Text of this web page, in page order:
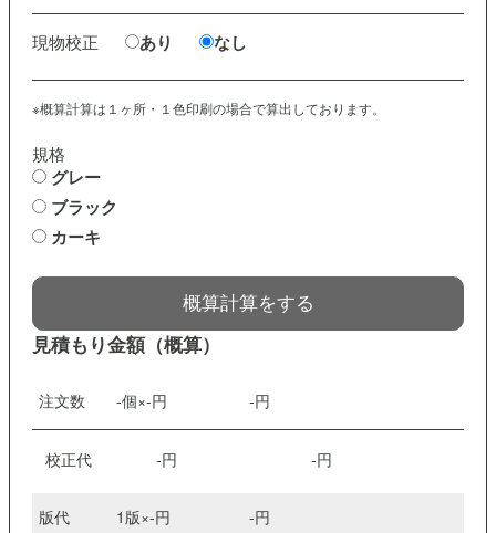
現物校正 あり なし
※概算計算は１ヶ所・１色印刷の場合で算出しております。
規格
グレー
ブラック
カーキ
概算計算をする
見積もり金額（概算）
注文数 -個×-円 -円
校正代 -円 -円
版代 1版×-円 -円